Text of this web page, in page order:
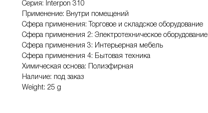
Серия: Interpon 310
Применение: Внутри помещений
Сфера применения: Торговое и складское оборудование
Сфера применения 2: Электротехническое оборудование
Сфера применения 3: Интерьерная мебель
Сфера применения 4: Бытовая техника
Химическая основа: Полиэфирная
Наличие: под заказ
Weight: 25 g